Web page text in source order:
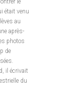
était venu
au
après-
photos
de
il écrivait
du